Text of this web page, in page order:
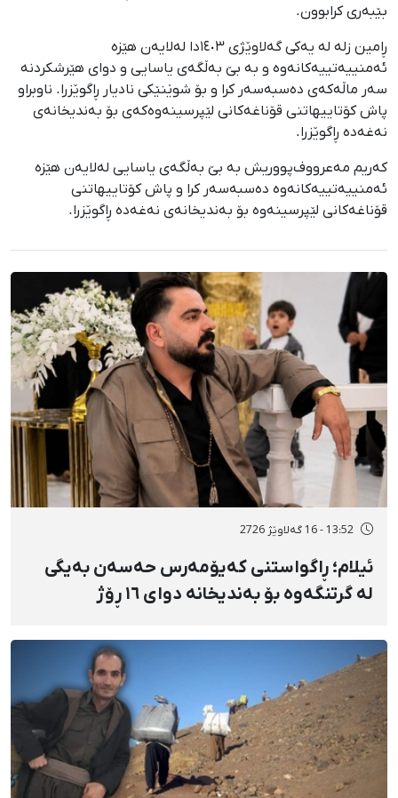
بێبەری کرابوون.
ڕامین زلە لە یەکی گەلاوێژی ١٤٠٣دا لەلایەن هێزە
ئەمنییەتییەکانەوە و بە بێ بەڵگەی یاسایی و دوای هێرشکردنە
سەر ماڵەکەی دەسبەسەر کرا و بۆ شوێنێکی نادیار ڕاگوێزرا. ناوبراو
پاش کۆتاییهاتنی قۆناغەکانی لێپرسینەوەکەی بۆ بەندیخانەی
نەغەدە ڕاگوێزرا.
کەریم مەعرووف‌پووریش بە بێ بەڵگەی یاسایی لەلایەن هێزە
ئەمنییەتییەکانەوە دەسبەسەر کرا و پاش کۆتاییهاتنی
قۆناغەکانی لێپرسینەوە بۆ بەندیخانەی نەغەدە ڕاگوێزرا.
13:52 - 16 گەلاوێژ 2726
ئیلام؛ ڕاگواستنی کەیۆمەرس حەسەن بەیگی
لە گرتنگەوە بۆ بەندیخانە دوای ١٦ ڕۆژ